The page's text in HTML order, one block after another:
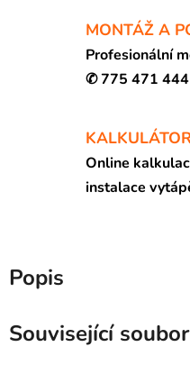
MONTÁŽ A
Profesionální
✆ 775 471 444
Online
instalace
Popis
Související